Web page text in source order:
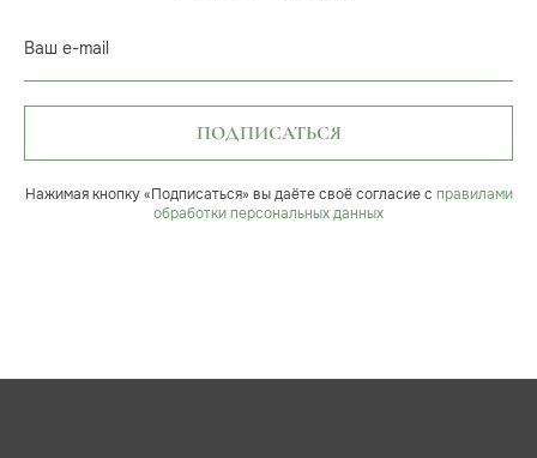
Ваш e-mail
ПОДПИСАТЬСЯ
Нажимая кнопку «Подписаться» вы даёте своё согласие с правилами
обработки персональных данных